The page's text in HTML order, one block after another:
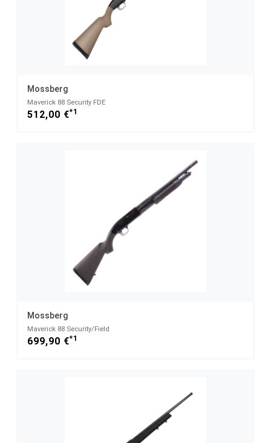
Mossberg
Maverick 88 Security FDE
512,00 €*1
Mossberg
Maverick 88 Security/Field
699,90 €*1